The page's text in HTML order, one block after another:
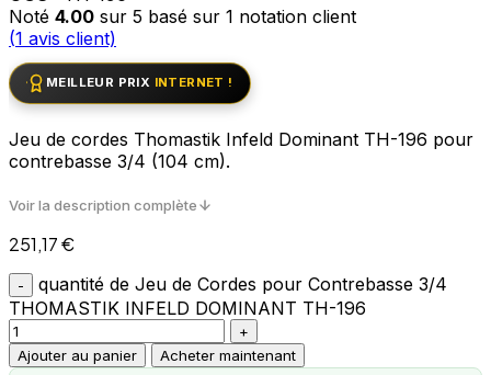
Noté 4.00 sur 5 basé sur 1 notation client
(1 avis client)
MEILLEUR PRIX INTERNET !
Jeu de cordes Thomastik Infeld Dominant TH-196 pour
contrebasse 3/4 (104 cm).
Voir la description complète
251,17€
quantité de Jeu de Cordes pour Contrebasse 3/4
THOMASTIK INFELD DOMINANT TH-196
Ajouter au panier Acheter maintenant